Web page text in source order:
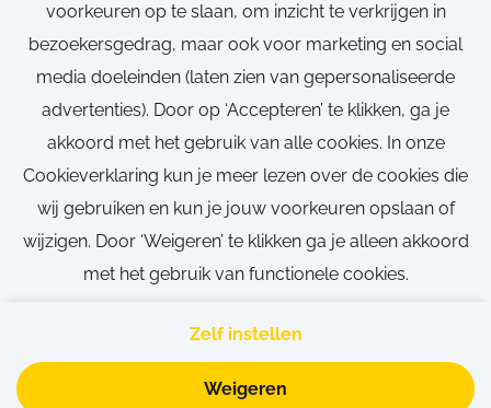
voorkeuren op te slaan, om inzicht te verkrijgen in
bezoekersgedrag, maar ook voor marketing en social
media doeleinden (laten zien van gepersonaliseerde
advertenties). Door op ‘Accepteren’ te klikken, ga je
akkoord met het gebruik van alle cookies. In onze
Cookieverklaring kun je meer lezen over de cookies die
wij gebruiken en kun je jouw voorkeuren opslaan of
wijzigen. Door ‘Weigeren’ te klikken ga je alleen akkoord
met het gebruik van functionele cookies.
Zelf instellen
Weigeren
30 uren
Parttime
Bekijk vacature
Call-to-action bij meer vacatures